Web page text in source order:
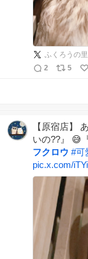
ふくろうの
2
5
【原宿店】
いの??』 😅
フクロウ #可
pic.x.com/